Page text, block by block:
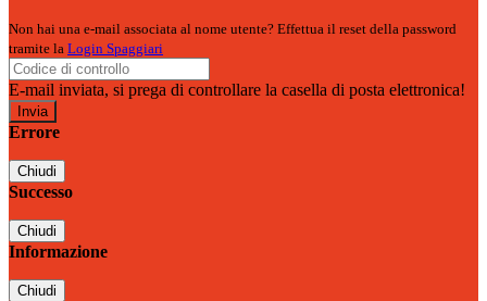
Non hai una e-mail associata al nome utente? Effettua il reset della password
tramite la Login Spaggiari
E-mail inviata, si prega di controllare la casella di posta elettronica!
Errore
Chiudi
Successo
Chiudi
Informazione
Chiudi